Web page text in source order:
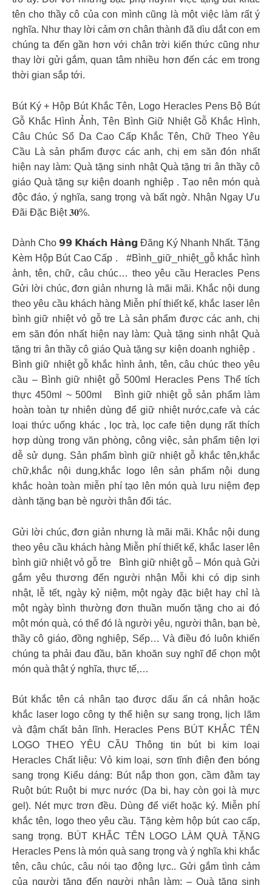
tên cho thầy cô của con mình cũng là một việc làm rất ý
nghĩa. Như thay lời cảm ơn chân thành đã dìu dắt con em
chúng ta đến gần hơn với chân trời kiến thức cũng như
thay lời gửi gắm, quan tâm nhiều hơn đến các em trong
thời gian sắp tới.
Bút Ký + Hộp Bút Khắc Tên, Logo Heracles Pens Bộ Bút
Gỗ Khắc Hình Ảnh, Tên Bình Giữ Nhiệt Gỗ Khắc Hình,
Câu Chúc Sổ Da Cao Cấp Khắc Tên, Chữ Theo Yêu
Cầu Là sản phẩm được các anh, chị em săn đón nhất
hiện nay làm: Quà tặng sinh nhật Quà tặng tri ân thầy cô
giáo Quà tặng sự kiện doanh nghiệp . Tạo nên món quà
độc đáo, ý nghĩa, sang trọng và bất ngờ. Nhận Ngay Ưu
Đãi Đặc Biệt 𝟑𝟎%.
Dành Cho 𝟵𝟵 𝗞𝗵𝗮́𝗰𝗵 𝗛𝗮̀𝗻𝗴 Đăng Ký Nhanh Nhất. Tặng
Kèm Hộp Bút Cao Cấp .
#Bình_giữ_nhiệt_gỗ khắc hình
ảnh, tên, chữ, câu chúc… theo yêu cầu Heracles Pens
Gửi lời chúc, đơn giản nhưng là mãi mãi. Khắc nội dung
theo yêu cầu khách hàng Miễn phí thiết kế, khắc laser lên
bình giữ nhiệt vỏ gỗ tre Là sản phẩm được các anh, chị
em săn đón nhất hiện nay làm: Quà tặng sinh nhật Quà
tặng tri ân thầy cô giáo Quà tặng sự kiện doanh nghiệp .
Bình giữ nhiệt gỗ khắc hình ảnh, tên, câu chúc theo yêu
cầu – Bình giữ nhiệt gỗ 500ml Heracles Pens Thể tích
thực 450ml ~ 500ml Bình giữ nhiệt gỗ sản phẩm làm
hoàn toàn tự nhiên dùng để giữ nhiệt nước,cafe và các
loại thức uống khác , lọc trà, lọc cafe tiện dụng rất thích
hợp dùng trong văn phòng, công việc, sản phẩm tiện lợi
dễ sử dụng. Sản phẩm bình giữ nhiệt gỗ khắc tên,khắc
chữ,khắc nội dung,khắc logo lên sản phẩm nội dung
khắc hoàn toàn miễn phí tạo lên món quà lưu niệm đẹp
dành tặng bạn bè người thân đối tác.
Gửi lời chúc, đơn giản nhưng là mãi mãi. Khắc nội dung
theo yêu cầu khách hàng Miễn phí thiết kế, khắc laser lên
bình giữ nhiệt vỏ gỗ tre
Bình giữ nhiệt gỗ – Món quà Gửi
gắm yêu thương đến người nhận Mỗi khi có dịp sinh
nhật, lễ tết, ngày kỷ niệm, một ngày đặc biệt hay chỉ là
một ngày bình thường đơn thuần muốn tặng cho ai đó
một món quà, có thể đó là người yêu, người thân, bạn bè,
thầy cô giáo, đồng nghiệp, Sếp… Và điều đó luôn khiến
chúng ta phải đau đầu, băn khoăn suy nghĩ để chọn một
món quà thật ý nghĩa, thực tế,…
Bút khắc tên cá nhân tạo được dấu ấn cá nhân hoặc
khắc laser logo công ty thể hiện sự sang trọng, lịch lãm
và đậm chất bản lĩnh. Heracles Pens BÚT KHẮC TÊN
LOGO THEO YÊU CẦU Thông tin bút bi kim loại
Heracles Chất liệu: Vỏ kim loại, sơn tĩnh điện đen bóng
sang trọng Kiểu dáng: Bút nắp thon gọn, cầm đằm tay
Ruột bút: Ruột bi mực nước (Dạ bi, hay còn gọi là mực
gel). Nét mực trơn đều. Dùng để viết hoặc ký. Miễn phí
khắc tên, logo theo yêu cầu. Tặng kèm hộp bút cao cấp,
sang trọng. BÚT KHẮC TÊN LOGO LÀM QUÀ TẶNG
Heracles Pens là món quà sang trọng và ý nghĩa khi khắc
tên, câu chúc, câu nói tạo động lực.. Gửi gắm tình cảm
của người tặng đến người nhận làm: – Quà tặng sinh